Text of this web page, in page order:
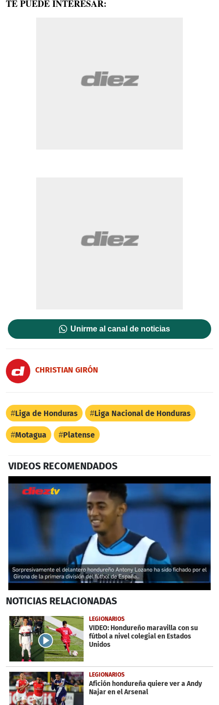
TE PUEDE INTERESAR:
Unirme al canal de noticias
CHRISTIAN GIRÓN
Liga de Honduras Liga Nacional de Honduras
Motagua Platense
VIDEOS RECOMENDADOS
seconds
51
seconds
NOTICIAS RELACIONADAS
LEGIONARIOS
VIDEO: Hondureño maravilla con su
fútbol a nivel colegial en Estados
Unidos
LEGIONARIOS
Afición hondureña quiere ver a Andy
Najar en el Arsenal